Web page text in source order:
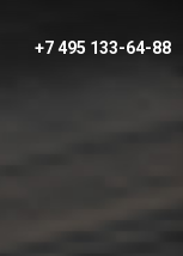
+7 495 133-64-88